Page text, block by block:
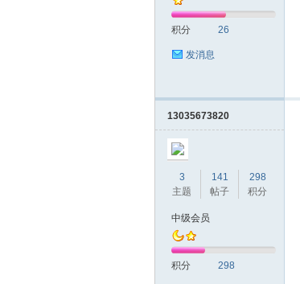
积分 26
发消息
13035673820
3
主题
141
帖子
298
积分
中级会员
积分 298